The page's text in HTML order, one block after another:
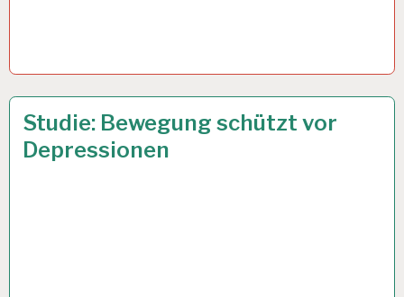
ARBEIT
UND
GESUNDHEIT…
Studie: Bewegung schützt vor
Depressionen
24 JAN. 2019